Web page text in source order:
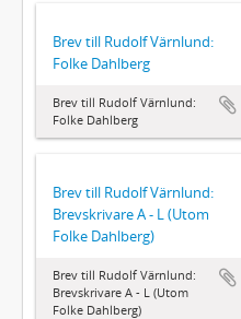
Brev till Rudolf Värnlund:
Folke Dahlberg
Brev till Rudolf Värnlund:
Folke Dahlberg
Brev till Rudolf Värnlund:
Brevskrivare A - L (Utom
Folke Dahlberg)
Brev till Rudolf Värnlund:
Brevskrivare A - L (Utom
Folke Dahlberg)